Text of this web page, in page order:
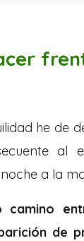
he de
al
a la
camino
de